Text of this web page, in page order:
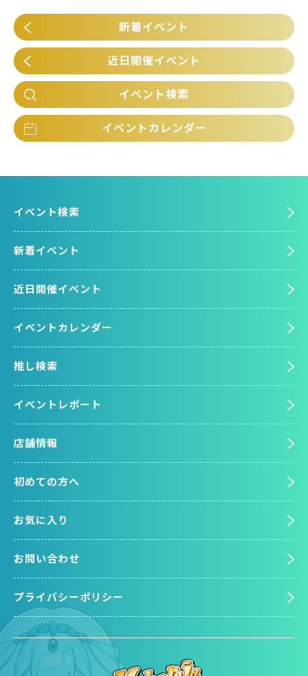
新着イベント
近日開催イベント
イベント検索
イベントカレンダー
イベント検索
新着イベント
近日開催イベント
イベントカレンダー
推し検索
イベントレポート
店舗情報
初めての方へ
お気に入り
お問い合わせ
プライバシーポリシー